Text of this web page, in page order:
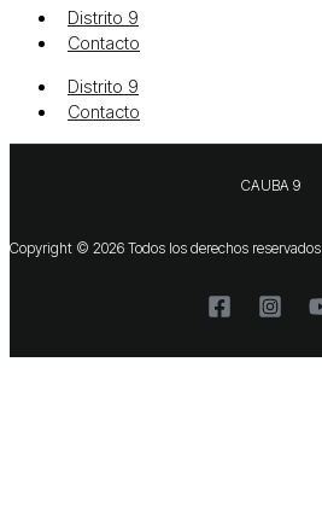
Distrito 9
Contacto
Distrito 9
Contacto
CAUBA 9
Copyright © 2026 Todos los derechos reservados